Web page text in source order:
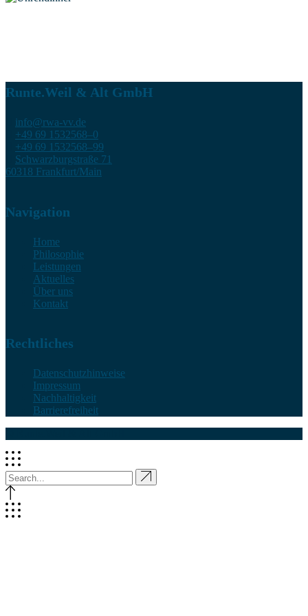
Runte.Weil & Alt GmbH
info@rwa-vv.de
+49 69 1532568–0
+49 69 1532568–99
Schwarzburgstraße 71
60318 Frankfurt/Main
Navigation
Home
Philosophie
Leistungen
Aktuelles
Über uns
Kontakt
Rechtliches
Datenschutzhinweise
Impressum
Nachhaltigkeit
Barrierefreiheit